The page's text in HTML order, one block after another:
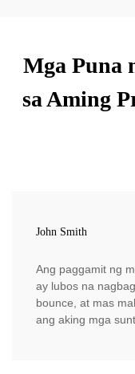
Mga Puna
sa Aming
John Smith
Ang paggamit ng
ay lubos na
bounce, at mas
ang aking mga